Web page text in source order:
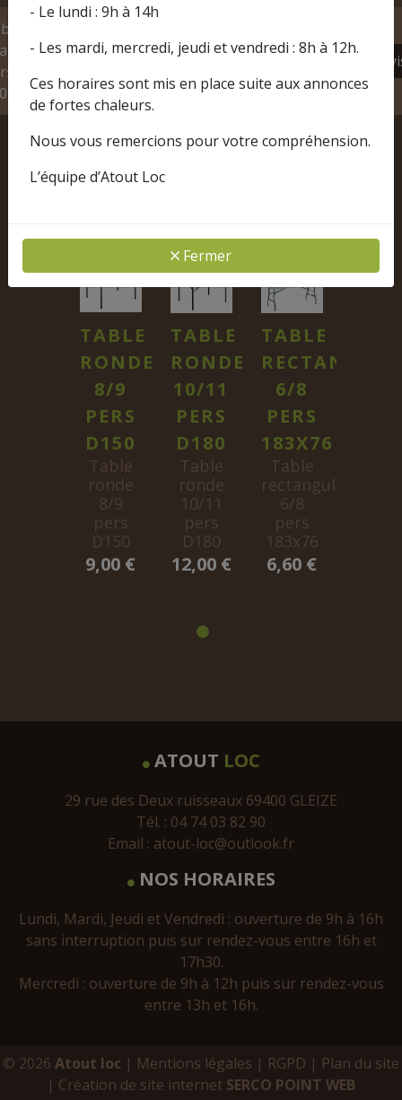
- Le lundi : 9h à 14h
- Les mardi, mercredi, jeudi et vendredi : 8h à 12h.
Ces horaires sont mis en place suite aux annonces
de fortes chaleurs.
Nous vous remercions pour votre compréhension.
L’équipe d’Atout Loc
Fermer
16
17,50€
21,00€
Ajoutez au
Nos produits
TABLE
RONDE
8/9
PERS
D150
Table
ronde
8/9
pers
D150
9,00 €
TABLE
RONDE
10/11
PERS
D180
Table
ronde
10/11
pers
D180
12,00 €
TABLE
6/8
PERS
183X76
Table
rectangulaire
6/8
pers
183x76
6,60 €
ATOUT LOC
29 rue des Deux ruisseaux 69400 GLEIZE
Tél. : 04 74 03 82 90
Email : atout-loc@outlook.fr
NOS HORAIRES
Lundi, Mardi, Jeudi et Vendredi : ouverture de 9h à 16h
sans interruption puis sur rendez-vous entre 16h et
17h30.
Mercredi : ouverture de 9h à 12h puis sur rendez-vous
entre 13h et 16h.
© 2026 Atout loc | Mentions légales | RGPD | Plan du site
| Création de site internet SERCO POINT WEB